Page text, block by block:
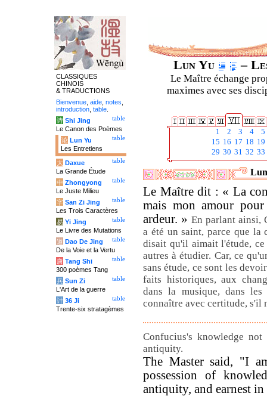
Lun Yu –
Le Maître échange
maximes avec ses
1 2 3 4
5
15 16 17 18 19
29 30 31 32 33
Le Maître dit : « La
mais mon amour
ardeur. » En parlant ainsi,
a été un saint, parce que la
disait qu'il aimait l'étude,
autres à étudier. Car, ce
sans étude, ce sont les
faits historiques, aux
dans la musique, dans
connaître avec certitude, s'il
Confucius's knowledge
antiquity.
The Master said, "I
possession of
antiquity, and earnest
CLASSIQUES
CHINOIS
& TRADUCTIONS
Bienvenue aide notes
introduction table
table
诗 Shi Jing
Le Canon des Poèmes
table
论 Lun Yu
Les Entretiens
table
大 Daxue
La Grande Étude
table
中 Zhongyong
Le Juste Milieu
table
字 San Zi Jing
Les Trois Caractères
table
易 Yi Jing
Le Livre des Mutations
table
道 Dao De Jing
De la Voie et la Vertu
table
唐 Tang Shi
300 poèmes Tang
table
兵 Sun Zi
L'Art de la guerre
table
计 36 Ji
Trente-six stratagèmes